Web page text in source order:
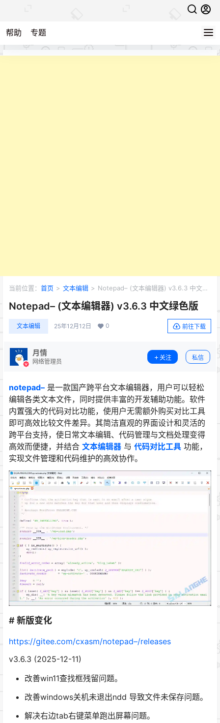
帮助 专题
当前位置： 首页 > 文本编辑 > Notepad– (文本编辑器) v3.6.3 中文绿
Notepad– (文本编辑器) v3.6.3 中文绿色版
文本编辑 25年12月12日 0 前往下载
月情
网络管理员
关注 私信
notepad– 是一款国产跨平台文本编辑器，用户可以轻松
编辑各类文本文件，同时提供丰富的开发辅助功能。软件
内置强大的代码对比功能，使用户无需额外购买对比工具
即可高效比较文件差异。其简洁直观的界面设计和灵活的
跨平台支持，使日常文本编辑、代码管理与文档处理变得
高效而便捷，并结合 文本编辑器 与 代码对比工具 功能，
实现文件管理和代码维护的高效协作。
# 新版变化
https://gitee.com/cxasm/notepad–/releases
v3.6.3 (2025-12-11)
改善win11查找框残留问题。
改善windows关机未退出ndd 导致文件未保存问题。
解决右边tab右键菜单跑出屏幕问题。